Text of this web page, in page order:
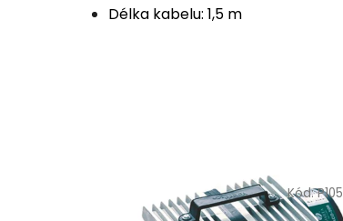
Délka kabelu: 1,5 m
Kód:P105